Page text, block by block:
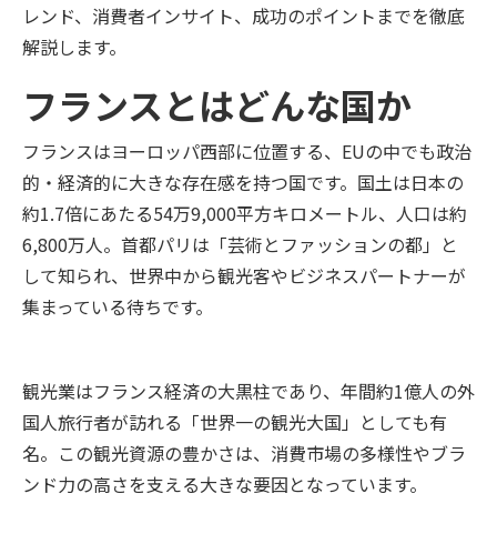
レンド、消費者インサイト、成功のポイントまでを徹底
解説します。
フランスとはどんな国か
フランスはヨーロッパ西部に位置する、EUの中でも政治
的・経済的に大きな存在感を持つ国です。国土は日本の
約1.7倍にあたる54万9,000平方キロメートル、人口は約
6,800万人。首都パリは「芸術とファッションの都」と
して知られ、世界中から観光客やビジネスパートナーが
集まっている待ちです。
観光業はフランス経済の大黒柱であり、年間約1億人の外
国人旅行者が訪れる「世界一の観光大国」としても有
名。この観光資源の豊かさは、消費市場の多様性やブラ
ンド力の高さを支える大きな要因となっています。